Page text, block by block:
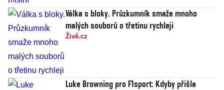
Válka s bloky. Průzkumník smaže mnoho
malých souborů o třetinu rychleji
Živě.cz
Luke Browning pro F1sport: Kdyby přišla